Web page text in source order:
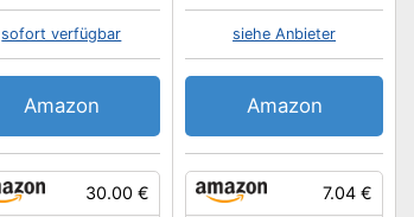
30.00 €
sofort verfügbar
Amazon
7.04 €
siehe Anbieter
Amazon